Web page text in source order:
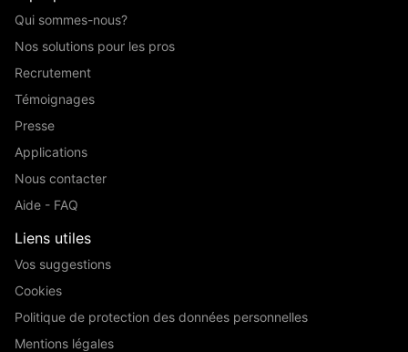
Qui sommes-nous?
Nos solutions pour les pros
Recrutement
Témoignages
Presse
Applications
Nous contacter
Aide - FAQ
Liens utiles
Vos suggestions
Cookies
Politique de protection des données personnelles
Mentions légales